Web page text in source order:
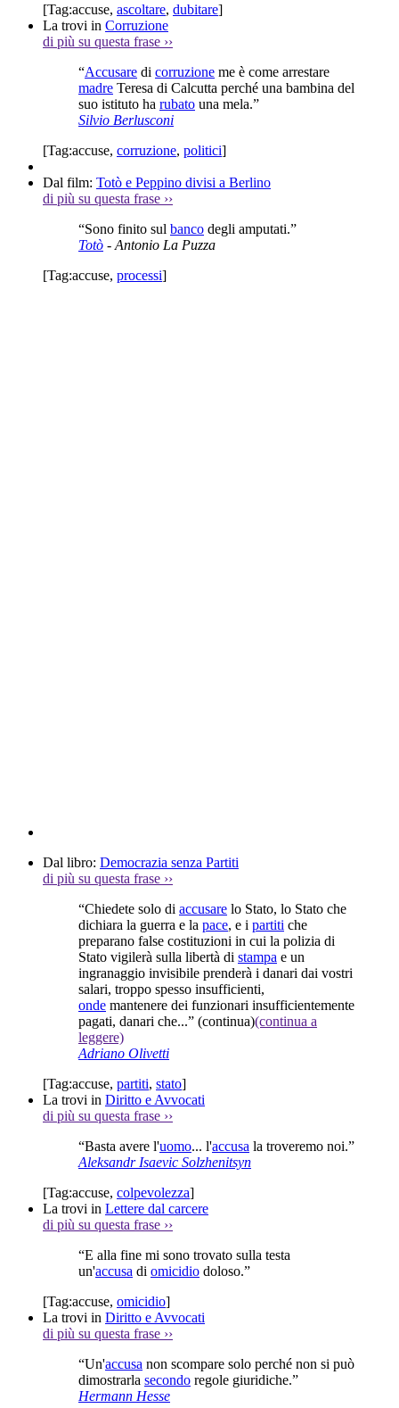
[Tag:accuse, ascoltare, dubitare]
La trovi in Corruzione
di più su questa frase ››
“Accusare di corruzione me è come arrestare
madre Teresa di Calcutta perché una bambina del
suo istituto ha rubato una mela.”
Silvio Berlusconi
[Tag:accuse, corruzione, politici]
Dal film: Totò e Peppino divisi a Berlino
di più su questa frase ››
“Sono finito sul banco degli amputati.”
Totò - Antonio La Puzza
[Tag:accuse, processi]
Dal libro: Democrazia senza Partiti
di più su questa frase ››
“Chiedete solo di accusare lo Stato, lo Stato che
dichiara la guerra e la pace, e i partiti che
preparano false costituzioni in cui la polizia di
Stato vigilerà sulla libertà di stampa e un
ingranaggio invisibile prenderà i danari dai vostri
salari, troppo spesso insufficienti,
onde mantenere dei funzionari insufficientemente
pagati, danari che...” (continua)(continua a
leggere)
Adriano Olivetti
[Tag:accuse, partiti, stato]
La trovi in Diritto e Avvocati
di più su questa frase ››
“Basta avere l'uomo... l'accusa la troveremo noi.”
Aleksandr Isaevic Solzhenitsyn
[Tag:accuse, colpevolezza]
La trovi in Lettere dal carcere
di più su questa frase ››
“E alla fine mi sono trovato sulla testa
un'accusa di omicidio doloso.”
[Tag:accuse, omicidio]
La trovi in Diritto e Avvocati
di più su questa frase ››
“Un'accusa non scompare solo perché non si può
dimostrarla secondo regole giuridiche.”
Hermann Hesse